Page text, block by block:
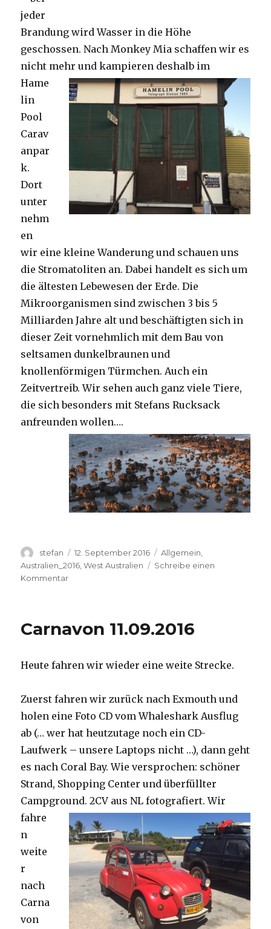
jeder
Brandung wird Wasser in die Höhe
geschossen. Nach Monkey Mia schaffen wir es
nicht mehr und kampieren deshalb im
Hame
lin
Pool
Carav
anpar
k.
Dort
unter
nehm
en
wir eine kleine Wanderung und schauen uns
die Stromatoliten an. Dabei handelt es sich um
die ältesten Lebewesen der Erde. Die
Mikroorganismen sind zwischen 3 bis 5
Milliarden Jahre alt und beschäftigten sich in
dieser Zeit vornehmlich mit dem Bau von
seltsamen dunkelbraunen und
knollenförmigen Türmchen. Auch ein
Zeitvertreib. Wir sehen auch ganz viele Tiere,
die sich besonders mit Stefans Rucksack
anfreunden wollen….
Autor
stefan
Veröffentlicht
am
12. September 2016 Kategorien
Allgemein
Australien_2016 ,West Australien
Schreibe einen
Kommentarzu
Carnavon 11.09.2016
Heute fahren wir wieder eine weite Strecke.
Zuerst fahren wir zurück nach Exmouth und
holen eine Foto CD vom Whaleshark Ausflug
ab (… wer hat heutzutage noch ein CD-
Laufwerk – unsere Laptops nicht …), dann geht
es nach Coral Bay. Wie versprochen: schöner
Strand, Shopping Center und überfüllter
Campground.2CV aus NL fotografiert. Wir
fahre
n
weite
r
nach
Carna
von